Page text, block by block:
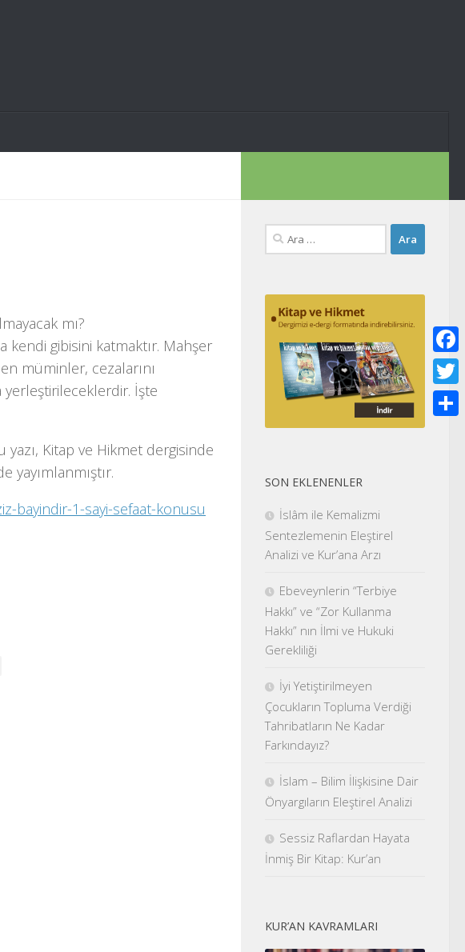
mı?
kendi gibisini katmaktır. Mahşer
müminler, cezalarını
yerleştirileceklerdir. İşte
yazı, Kitap ve Hikmet dergisinde
yayımlanmıştır.
bayindir-1-sayi-sefaat-konusu
Arama:
SON EKLENENLER
İslâm ile Kemalizmi
Sentezlemenin Eleştirel
Analizi ve Kur’ana Arzı
Ebeveynlerin “Terbiye
Hakkı” ve “Zor Kullanma
Hakkı” nın İlmi ve Hukuki
Gerekliliği
İyi Yetiştirilmeyen
Çocukların Topluma Verdiği
Tahribatların Ne Kadar
Farkındayız?
İslam – Bilim İlişkisine Dair
Önyargıların Eleştirel Analizi
Sessiz Raflardan Hayata
İnmiş Bir Kitap: Kur’an
KUR’AN KAVRAMLARI